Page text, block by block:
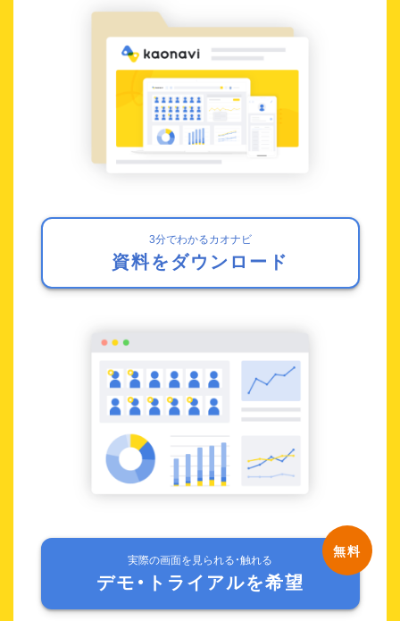
3分でわかるカオナビ
資料をダウンロード
実際の画面を見られる・触れる
デモ・トライアルを希望